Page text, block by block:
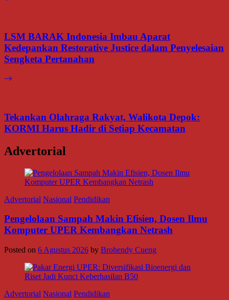
LSM BARAK Indonesia Imbau Aparat
Kedepankan Restorative Justice dalam Penyelesaian
Sengketa Pertanahan
Tekankan Olahraga Rakyat, Walikota Depok:
KORMI Harus Hadir di Setiap Kecamatan
Advertorial
Advertorial Nasional Pendidikan
Pengelolaan Sampah Makin Efisien, Dosen Ilmu
Komputer UPER Kembangkan Netrash
Posted on 6 Agustus 2026 by Brohendy Cueng
Advertorial Nasional Pendidikan